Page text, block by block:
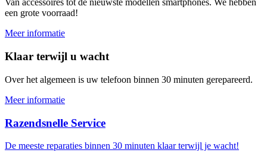
Van accessoires tot de nieuwste modellen smartphones. We hebben
een grote voorraad!
Meer informatie
Klaar terwijl u wacht
Over het algemeen is uw telefoon binnen 30 minuten gerepareerd.
Meer informatie
Razendsnelle Service
De meeste reparaties binnen 30 minuten klaar terwijl je wacht!